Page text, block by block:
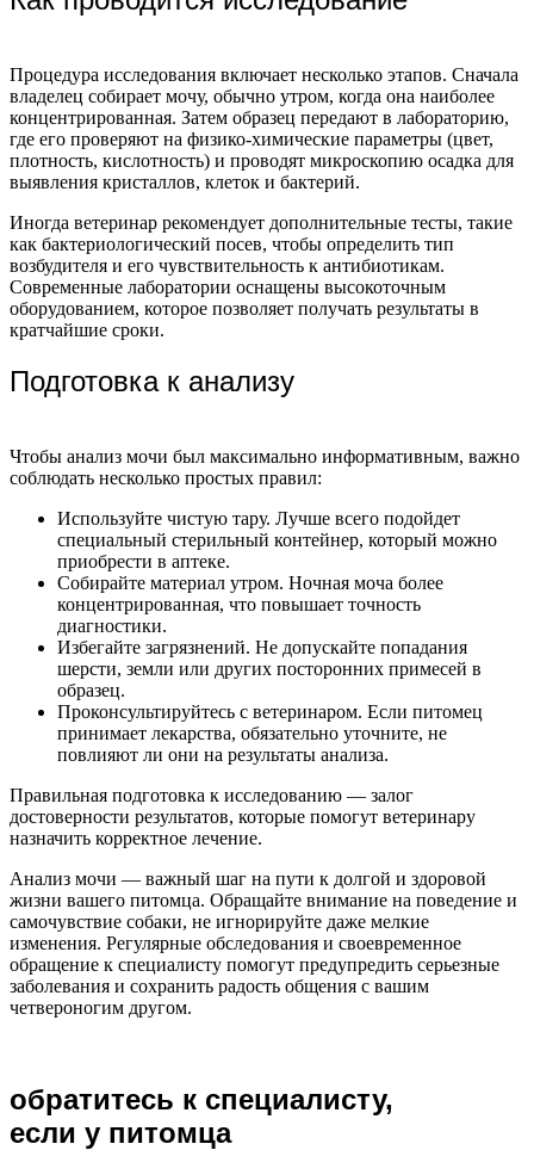
Процедура исследования включает несколько этапов. Сначала
владелец собирает мочу, обычно утром, когда она наиболее
концентрированная. Затем образец передают в лабораторию,
где его проверяют на физико-химические параметры (цвет,
плотность, кислотность) и проводят микроскопию осадка для
выявления кристаллов, клеток и бактерий.
Иногда ветеринар рекомендует дополнительные тесты, такие
как бактериологический посев, чтобы определить тип
возбудителя и его чувствительность к антибиотикам.
Современные лаборатории оснащены высокоточным
оборудованием, которое позволяет получать результаты в
кратчайшие сроки.
Подготовка к анализу
Чтобы анализ мочи был максимально информативным, важно
соблюдать несколько простых правил:
Используйте чистую тару. Лучше всего подойдет
специальный стерильный контейнер, который можно
приобрести в аптеке.
Собирайте материал утром. Ночная моча более
концентрированная, что повышает точность
диагностики.
Избегайте загрязнений. Не допускайте попадания
шерсти, земли или других посторонних примесей в
образец.
Проконсультируйтесь с ветеринаром. Если питомец
принимает лекарства, обязательно уточните, не
повлияют ли они на результаты анализа.
Правильная подготовка к исследованию — залог
достоверности результатов, которые помогут ветеринару
назначить корректное лечение.
Анализ мочи — важный шаг на пути к долгой и здоровой
жизни вашего питомца. Обращайте внимание на поведение и
самочувствие собаки, не игнорируйте даже мелкие
изменения. Регулярные обследования и своевременное
обращение к специалисту помогут предупредить серьезные
заболевания и сохранить радость общения с вашим
четвероногим другом.
обратитесь к специалисту,
если у питомца